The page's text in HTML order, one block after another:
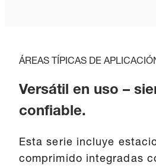
ÁREAS TÍPICAS DE
Versátil en uso –
confiable.
Esta serie incluye
comprimido integradas